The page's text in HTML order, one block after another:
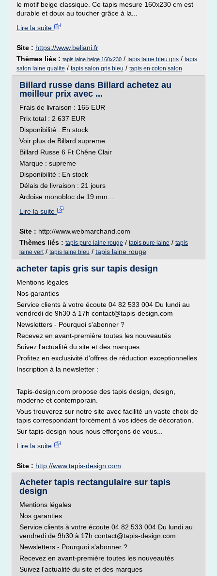
le motif beige classique. Ce tapis mesure 160x230 cm est
durable et doux au toucher grâce à la...
Lire la suite
Site : https://www.beliani.fr
Thèmes liés : tapis laine beige 160x230 / tapis laine bleu gris / tapis
salon laine qualite / tapis salon gris bleu / tapis en coton salon
Billard russe dans Billard achetez au
meilleur prix avec ...
Frais de livraison : 165 EUR
Prix total : 2 637 EUR
Disponibilité : En stock
Voir plus de Billard supreme
Billard Russe 6 Ft Chêne Clair
Marque : supreme
Disponibilité : En stock
Délais de livraison : 21 jours
Ardoise monobloc de 19 mm...
Lire la suite
Site : http://www.webmarchand.com
Thèmes liés : tapis pure laine rouge / tapis pure laine / tapis
laine vert/ tapis laine bleu / tapis laine rouge
acheter tapis gris sur tapis design
Mentions légales
Nos garanties
Service clients à votre écoute 04 82 533 004 Du lundi au
vendredi de 9h30 à 17h contact@tapis-design.com
Newsletters - Pourquoi s'abonner ?
Recevez en avant-première toutes les nouveautés
Suivez l'actualité du site et des marques
Profitez en exclusivité d'offres de réduction exceptionnelles
Inscription à la newsletter :
Tapis-design.com propose des tapis design, design,
moderne et contemporain.
Vous trouverez sur notre site avec facilité un vaste choix de
tapis correspondant forcément à vos idées de décoration.
Sur tapis-design nous nous efforçons de vous...
Lire la suite
Site : http://www.tapis-design.com
Acheter tapis rectangulaire sur tapis
design
Mentions légales
Nos garanties
Service clients à votre écoute 04 82 533 004 Du lundi au
vendredi de 9h30 à 17h contact@tapis-design.com
Newsletters - Pourquoi s'abonner ?
Recevez en avant-première toutes les nouveautés
Suivez l'actualité du site et des marques